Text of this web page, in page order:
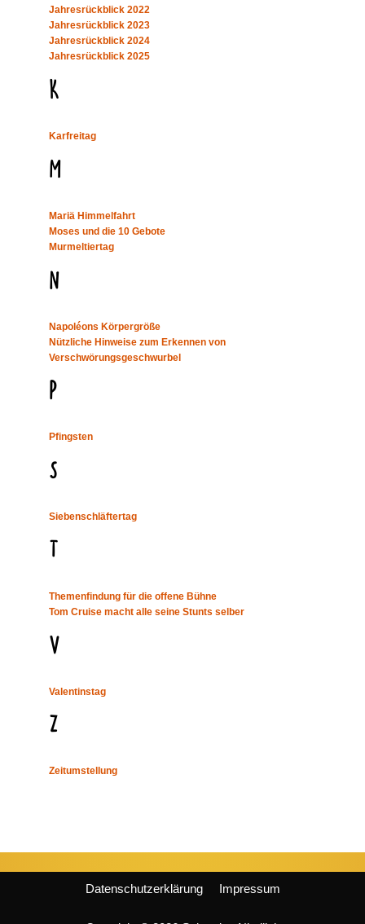
Jahresrückblick 2022
Jahresrückblick 2023
Jahresrückblick 2024
Jahresrückblick 2025
K
Karfreitag
M
Mariä Himmelfahrt
Moses und die 10 Gebote
Murmeltiertag
N
Napoléons Körpergröße
Nützliche Hinweise zum Erkennen von
Verschwörungsgeschwurbel
P
Pfingsten
S
Siebenschläftertag
T
Themenfindung für die offene Bühne
Tom Cruise macht alle seine Stunts selber
V
Valentinstag
Z
Zeitumstellung
Datenschutzerklärung Impressum